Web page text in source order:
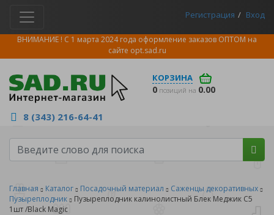
Регистрация Вход
ВНИМАНИЕ ! С 1 марта 2024 года оформление заказов ОПТОМ на
сайте opt.sad.ru
КОРЗИНА
0 позиций на 0.00
8 (343) 216-64-41
Главная Каталог Посадочный материал
Саженцы декоративных
Пузыреплодник
Пузыреплодник калинолистный Блек Меджик С5
1шт /Black Magic